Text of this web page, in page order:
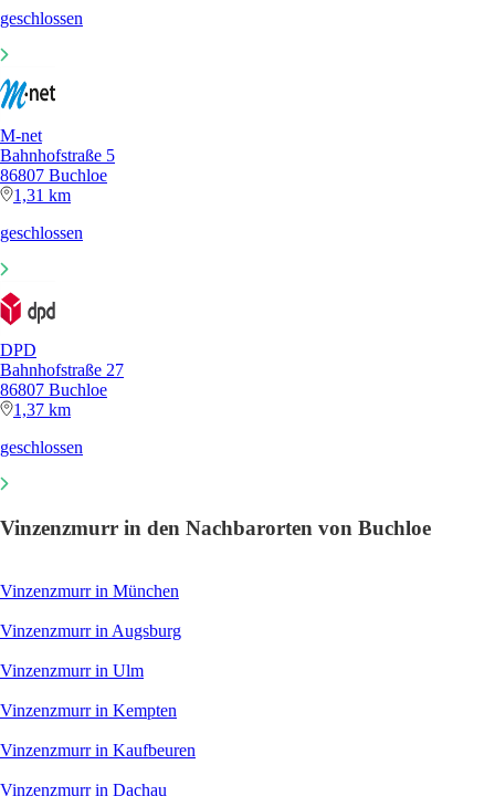
geschlossen
M-net
Bahnhofstraße 5
86807 Buchloe
1,31 km
geschlossen
DPD
Bahnhofstraße 27
86807 Buchloe
1,37 km
geschlossen
Vinzenzmurr in den Nachbarorten von Buchloe
Vinzenzmurr in München
Vinzenzmurr in Augsburg
Vinzenzmurr in Ulm
Vinzenzmurr in Kempten
Vinzenzmurr in Kaufbeuren
Vinzenzmurr in Dachau